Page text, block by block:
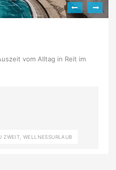
vom Alltag in Reit im
ZWEIT ,WELLNESSURLAUB